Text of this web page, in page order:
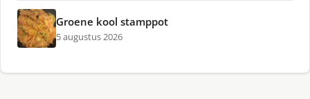
Groene kool stamppot
5 augustus 2026